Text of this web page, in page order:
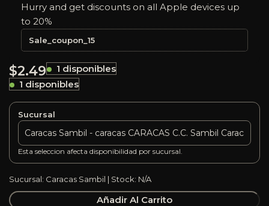
Hurry and get discounts on all Apple devices up
to 20%
Sale_coupon_15
$2.49
1 disponibles
1 disponibles
Sucursal
Esta seleccion afecta disponibilidad por sucursal.
Sucursal: Caracas Sambil | Stock: N/A
Añadir Al Carrito